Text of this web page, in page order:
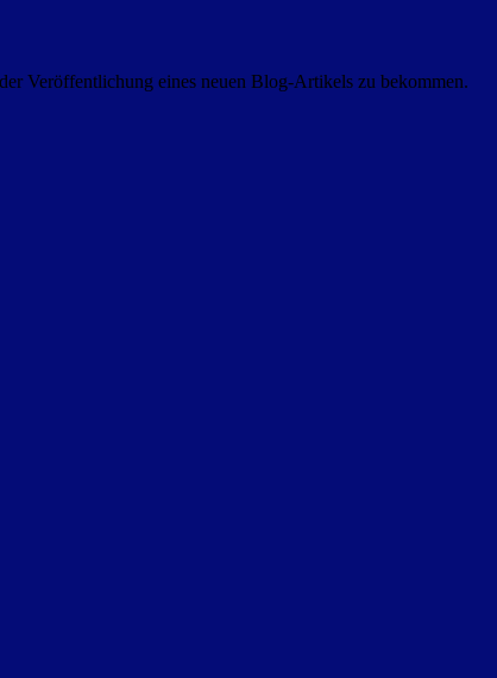
Veröffentlichung eines neuen Blog-Artikels zu bekommen.